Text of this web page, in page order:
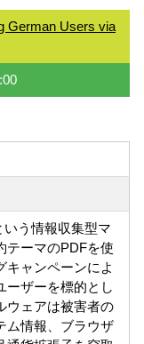
German Users via
いう情報収集型マ
テーマのPDFを使
キャンペーンによ
ーザーを標的とし
ウェアは被害者の
ム情報、ブラウザ